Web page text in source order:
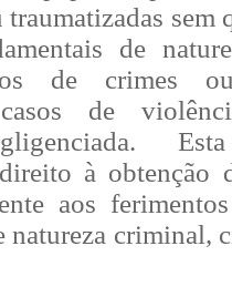
traumatizadas sem
de
de crimes
de
à obtenção
aos
natureza criminal,